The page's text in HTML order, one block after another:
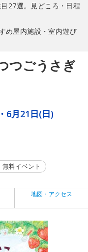
27選。見どころ・日程
め屋内施設・室内遊び
つごうさぎ
6月21日(日)
無料イベント
地図・アクセス